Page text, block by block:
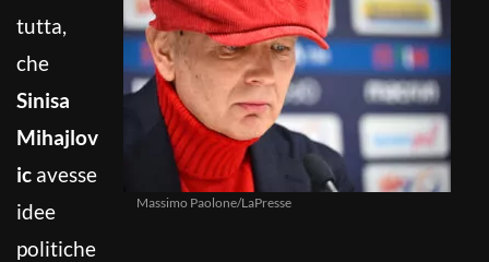
Massimo Paolone/LaPresse
tutta,
che
Sinisa
Mihajlov
ic avesse
idee
politiche